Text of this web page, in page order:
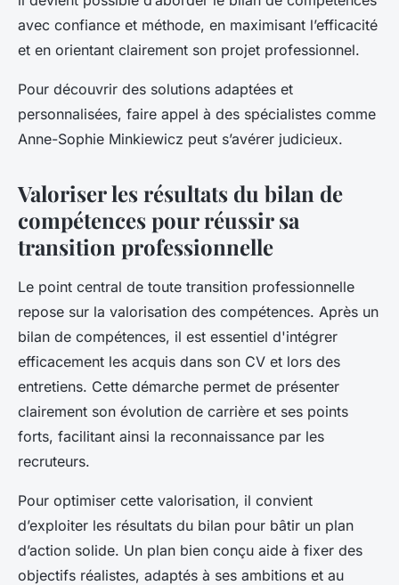
avec confiance et méthode, en maximisant l’efficacité
et en orientant clairement son projet professionnel.
Pour découvrir des solutions adaptées et
personnalisées, faire appel à des spécialistes comme
Anne-Sophie Minkiewicz peut s’avérer judicieux.
Valoriser les résultats du bilan de
compétences pour réussir sa
transition professionnelle
Le point central de toute transition professionnelle
repose sur la valorisation des compétences. Après un
bilan de compétences, il est essentiel d'intégrer
efficacement les acquis dans son CV et lors des
entretiens. Cette démarche permet de présenter
clairement son évolution de carrière et ses points
forts, facilitant ainsi la reconnaissance par les
recruteurs.
Pour optimiser cette valorisation, il convient
d’exploiter les résultats du bilan pour bâtir un plan
d’action solide. Un plan bien conçu aide à fixer des
objectifs réalistes, adaptés à ses ambitions et au